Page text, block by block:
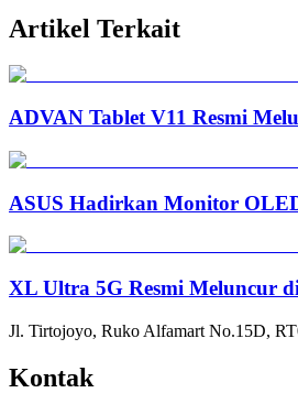
Artikel Terkait
ADVAN Tablet V11 Resmi
ASUS Hadirkan Monitor
XL Ultra 5G Resmi Meluncur
Jl. Tirtojoyo, Ruko Alfamart No.15D,
Kontak